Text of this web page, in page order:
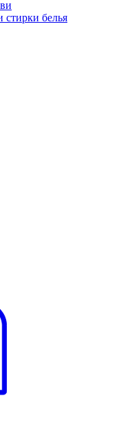
стирки белья